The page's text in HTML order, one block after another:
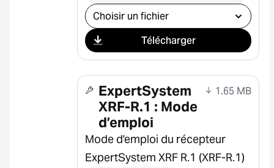
Sélectionner le téléchargement
Télécharger
ExpertSystem
XRF-R.1 : Mode
d’emploi
1.65 MB
Mode d'emploi du récepteur
ExpertSystem XRF R.1 (XRF-R.1)